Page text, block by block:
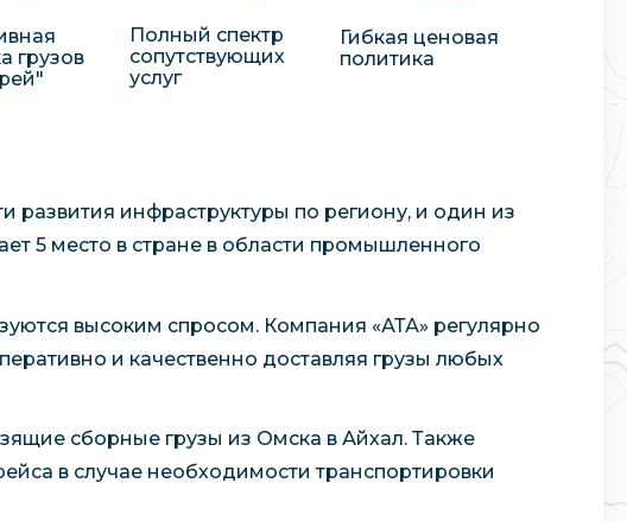
грузов
Полный спектр
сопутствующих
услуг
Гибкая ценовая
политика
инфраструктуры по региону, и один из
5 место в стране в области промышленного
высоким спросом. Компания «АТА» регулярно
и качественно доставляя грузы любых
сборные грузы из Омска в Айхал. Также
в случае необходимости транспортировки